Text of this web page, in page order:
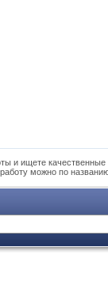
и ищете
можно по